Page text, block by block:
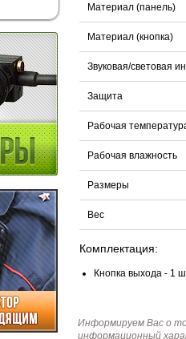
Материал (панель)
Материал (кнопка)
Звуковая/световая
Защита
Рабочая
Рабочая влажность
Размеры
Вес
Комплектация:
Кнопка выхода - 1
Информируем Вас о
информационный